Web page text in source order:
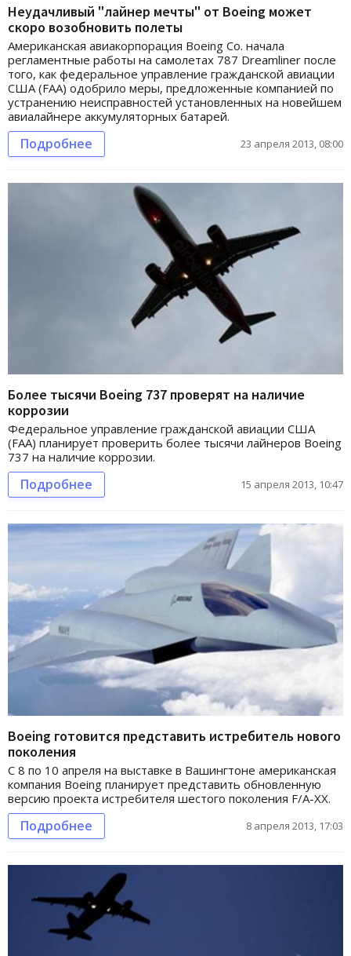
Неудачливый "лайнер мечты" от Boeing может
скоро возобновить полеты
Американская авиакорпорация Boeing Co. начала
регламентные работы на самолетах 787 Dreamliner после
того, как федеральное управление гражданской авиации
США (FAA) одобрило меры, предложенные компанией по
устранению неисправностей установленных на новейшем
авиалайнере аккумуляторных батарей.
Подробнее 23 апреля 2013, 08:00
Более тысячи Boeing 737 проверят на наличие
коррозии
Федеральное управление гражданской авиации США
(FAA) планирует проверить более тысячи лайнеров Boeing
737 на наличие коррозии.
Подробнее 15 апреля 2013, 10:47
Boeing готовится представить истребитель нового
поколения
С 8 по 10 апреля на выставке в Вашингтоне американская
компания Boeing планирует представить обновленную
версию проекта истребителя шестого поколения F/A-XX.
Подробнее 8 апреля 2013, 17:03